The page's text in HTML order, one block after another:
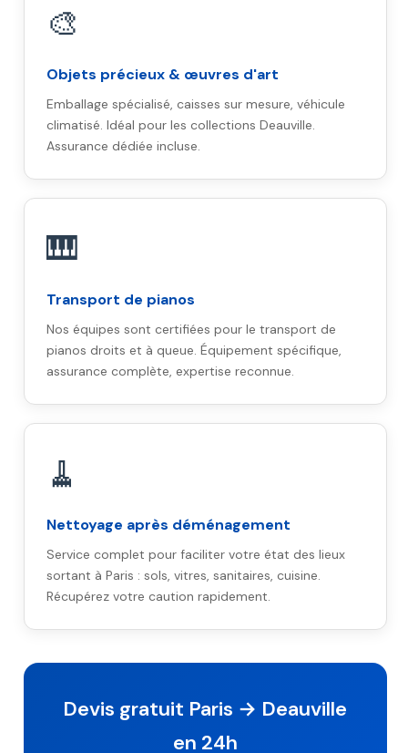
🎨
Objets précieux & œuvres d'art
Emballage spécialisé, caisses sur mesure, véhicule
climatisé. Idéal pour les collections Deauville.
Assurance dédiée incluse.
🎹
Transport de pianos
Nos équipes sont certifiées pour le transport de
pianos droits et à queue. Équipement spécifique,
assurance complète, expertise reconnue.
🧹
Nettoyage après déménagement
Service complet pour faciliter votre état des lieux
sortant à Paris : sols, vitres, sanitaires, cuisine.
Récupérez votre caution rapidement.
Devis gratuit Paris → Deauville
en 24h